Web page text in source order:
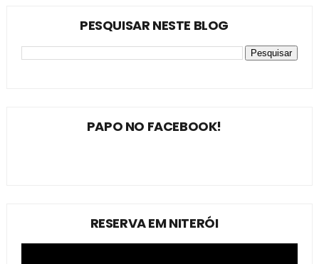
PESQUISAR NESTE BLOG
PAPO NO FACEBOOK!
RESERVA EM NITERÓI